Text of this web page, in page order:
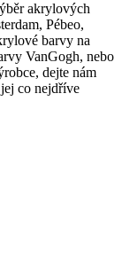
akrylových
Pébeo,
barvy na
VanGogh, nebo
dejte nám
co nejdříve